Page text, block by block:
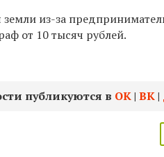
из-за
от 10 тысяч рублей.
публикуются в ОК| ВК|